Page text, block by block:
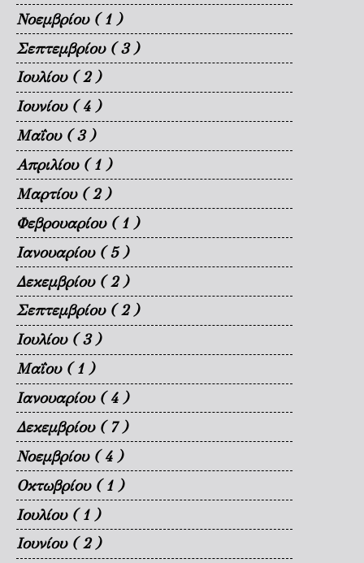
Νοεμβρίου ( 1 )
Σεπτεμβρίου ( 3 )
Ιουλίου ( 2 )
Ιουνίου ( 4 )
Μαΐου ( 3 )
Απριλίου ( 1 )
Μαρτίου ( 2 )
Φεβρουαρίου ( 1 )
Ιανουαρίου ( 5 )
Δεκεμβρίου ( 2 )
Σεπτεμβρίου ( 2 )
Ιουλίου ( 3 )
Μαΐου ( 1 )
Ιανουαρίου ( 4 )
Δεκεμβρίου ( 7 )
Νοεμβρίου ( 4 )
Οκτωβρίου ( 1 )
Ιουλίου ( 1 )
Ιουνίου ( 2 )